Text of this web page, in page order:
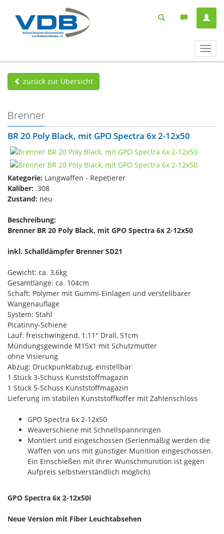
ein-/
zurück zur Übersicht
Brenner
BR 20 Poly Black, mit GPO Spectra 6x 2-12x50
Kategorie: Langwaffen - Repetierer
Kaliber: .308
Zustand: neu
Beschreibung:
Brenner BR 20 Poly Black, mit GPO Spectra 6x 2-12x50
inkl. Schalldämpfer Brenner SD21
Gewicht: ca. 3,6kg
Gesamtlänge: ca. 104cm
Schaft: Polymer mit Gummi-Einlagen und verstellbarer
Wangenauflage
System: Stahl
Picatinny-Schiene
Lauf: freischwingend, 1:11" Drall, 51cm
Mündungsgewinde M15x1 mit Schutzmutter
ohne Visierung
Abzug: Druckpunktabzug, einstellbar
1 Stück 3-Schuss Kunststoffmagazin
1 Stück 5-Schuss Kunststoffmagazin
Lieferung im stabilen Kunststoffkoffer mit Zahlenschloss
GPO Spectra 6x 2-12x50
Weaverschiene mit Schnellspannringen
Montiert und eingeschossen (Serienmäßig werden die
Waffen von uns mit günstiger Munition eingeschossen.
Ein Einschießen mit Ihrer Wunschmunition ist gegen
Aufpreis selbstverständlich möglich)
GPO Spectra 6x 2-12x50i
Neue Version mit Fiber Leuchtabsehen